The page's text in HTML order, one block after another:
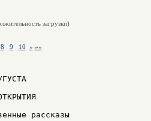
загрузки)
8 9 10 » »»
рассказы